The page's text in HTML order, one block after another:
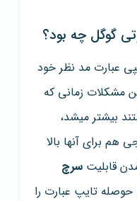
گوگل چه بود؟
عبارت مد نظر خود
مشکلات زمانی که
بیشتر میشد،
هم برای آنها بالا
قابلیت سرچ
تایپ عبارت را